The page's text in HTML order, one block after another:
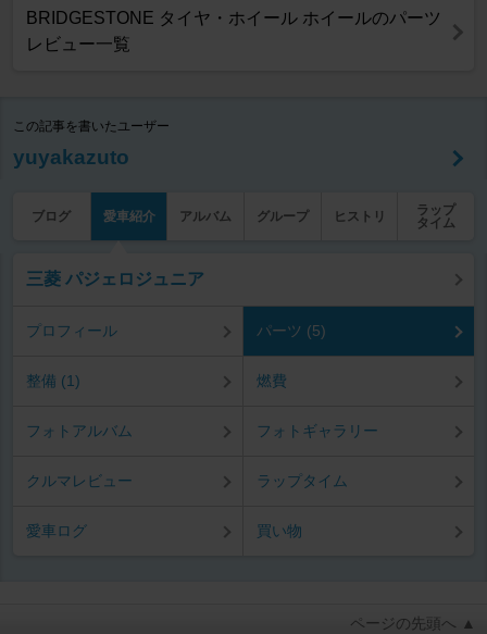
BRIDGESTONE タイヤ・ホイール ホイールのパーツ
レビュー一覧
この記事を書いたユーザー
yuyakazuto
ブログ 愛車紹介 アルバム グループ ヒストリ
ラップ
タイム
三菱 パジェロジュニア
プロフィール パーツ (5)
整備 (1) 燃費
フォトアルバム フォトギャラリー
クルマレビュー ラップタイム
愛車ログ 買い物
ページの先頭へ ▲